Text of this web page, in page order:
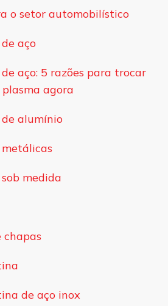
o setor automobilístico
aço
aço: 5 razões para trocar
agora
alumínio
medida
chapas
de aço inox